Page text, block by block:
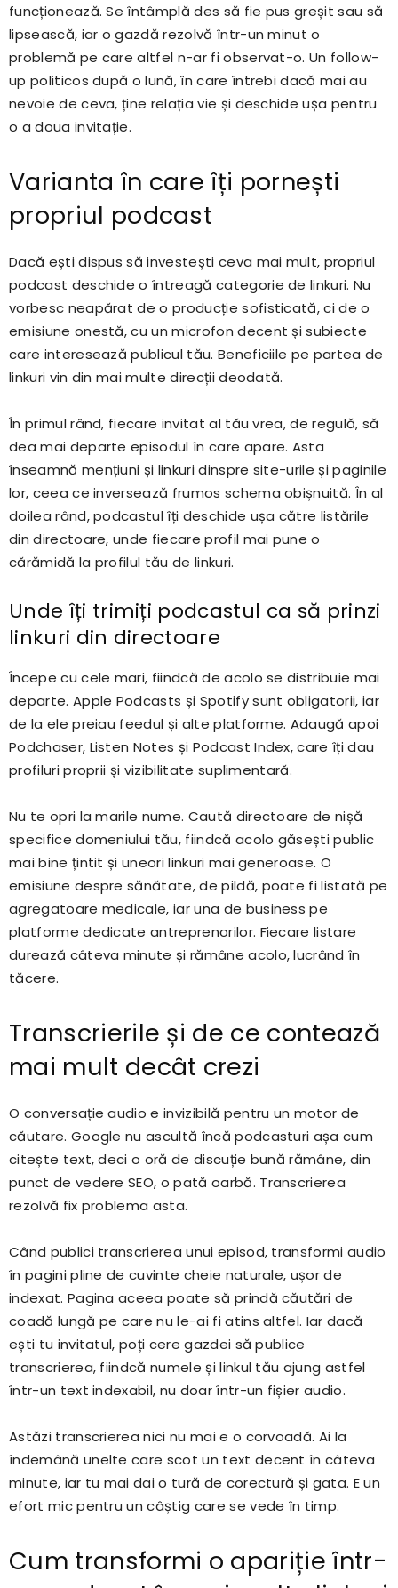
funcționează. Se întâmplă des să fie pus greșit sau să
lipsească, iar o gazdă rezolvă într-un minut o
problemă pe care altfel n-ar fi observat-o. Un follow-
up politicos după o lună, în care întrebi dacă mai au
nevoie de ceva, ține relația vie și deschide ușa pentru
o a doua invitație.
Varianta în care îți pornești
propriul podcast
Dacă ești dispus să investești ceva mai mult, propriul
podcast deschide o întreagă categorie de linkuri. Nu
vorbesc neapărat de o producție sofisticată, ci de o
emisiune onestă, cu un microfon decent și subiecte
care interesează publicul tău. Beneficiile pe partea de
linkuri vin din mai multe direcții deodată.
În primul rând, fiecare invitat al tău vrea, de regulă, să
dea mai departe episodul în care apare. Asta
înseamnă mențiuni și linkuri dinspre site-urile și paginile
lor, ceea ce inversează frumos schema obișnuită. În al
doilea rând, podcastul îți deschide ușa către listările
din directoare, unde fiecare profil mai pune o
cărămidă la profilul tău de linkuri.
Unde îți trimiți podcastul ca să prinzi
linkuri din directoare
Începe cu cele mari, fiindcă de acolo se distribuie mai
departe. Apple Podcasts și Spotify sunt obligatorii, iar
de la ele preiau feedul și alte platforme. Adaugă apoi
Podchaser, Listen Notes și Podcast Index, care îți dau
profiluri proprii și vizibilitate suplimentară.
Nu te opri la marile nume. Caută directoare de nișă
specifice domeniului tău, fiindcă acolo găsești public
mai bine țintit și uneori linkuri mai generoase. O
emisiune despre sănătate, de pildă, poate fi listată pe
agregatoare medicale, iar una de business pe
platforme dedicate antreprenorilor. Fiecare listare
durează câteva minute și rămâne acolo, lucrând în
tăcere.
Transcrierile și de ce contează
mai mult decât crezi
O conversație audio e invizibilă pentru un motor de
căutare. Google nu ascultă încă podcasturi așa cum
citește text, deci o oră de discuție bună rămâne, din
punct de vedere SEO, o pată oarbă. Transcrierea
rezolvă fix problema asta.
Când publici transcrierea unui episod, transformi audio
în pagini pline de cuvinte cheie naturale, ușor de
indexat. Pagina aceea poate să prindă căutări de
coadă lungă pe care nu le-ai fi atins altfel. Iar dacă
ești tu invitatul, poți cere gazdei să publice
transcrierea, fiindcă numele și linkul tău ajung astfel
într-un text indexabil, nu doar într-un fișier audio.
Astăzi transcrierea nici nu mai e o corvoadă. Ai la
îndemână unelte care scot un text decent în câteva
minute, iar tu mai dai o tură de corectură și gata. E un
efort mic pentru un câștig care se vede în timp.
Cum transformi o apariție într-